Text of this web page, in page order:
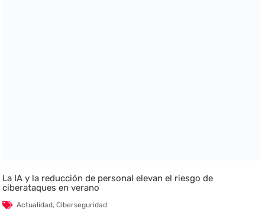
La IA y la reducción de personal elevan el riesgo de
ciberataques en verano
Actualidad,Ciberseguridad